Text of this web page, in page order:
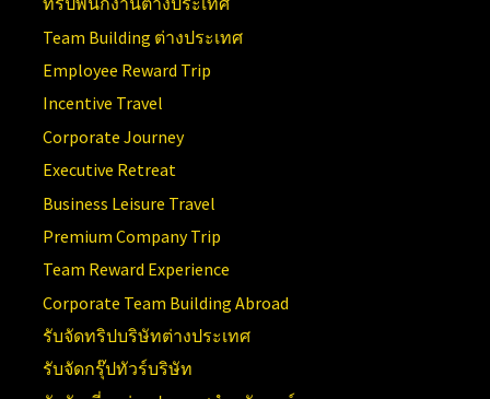
Team Building ต่างประเทศ
Employee Reward Trip
Incentive Travel
Corporate Journey
Executive Retreat
Business Leisure Travel
Premium Company Trip
Team Reward Experience
Corporate Team Building Abroad
รับจัดทริปบริษัทต่างประเทศ
รับจัดกรุ๊ปทัวร์บริษัท